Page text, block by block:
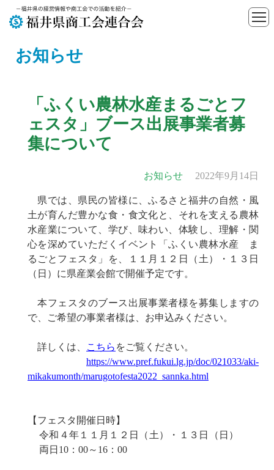
お知らせ
「ふくい農林水産まるごとフ
ェスタ」ブース出展事業者募
集について
お知らせ 2022年9月14日
県では、県民の皆様に、ふるさと福井の自然・風
土が育んだ豊かな食・食文化と、それを支える農林
水産業について、学び、味わい、体験し、理解・関
心を深めていただくイベント「ふくい農林水産 ま
るごとフェスタ」を、１１月１２日（土）・１３日
（日）に県産業会館で開催予定です。
本フェスタのブース出展事業者様を募集しますの
で、ご希望の事業者様は、お申込みください。
詳しくは、 こちら をご覧ください。
https://www.pref.fukui.lg.jp/doc/021033/aki-
mikakumonth/marugotofesta2022_sannka.html
【フェスタ開催日時】
令和４年１１月１２日（土）・１３日（日）
両日10：00～16：00